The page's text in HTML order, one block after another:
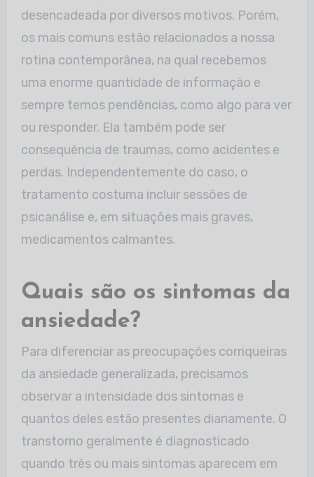
desencadeada por diversos motivos. Porém,
os mais comuns estão relacionados a nossa
rotina contemporânea, na qual recebemos
uma enorme quantidade de informação e
sempre temos pendências, como algo para ver
ou responder. Ela também pode ser
consequência de traumas, como acidentes e
perdas. Independentemente do caso, o
tratamento costuma incluir sessões de
psicanálise e, em situações mais graves,
medicamentos calmantes.
Quais são os sintomas da
ansiedade?
Para diferenciar as preocupações corriqueiras
da ansiedade generalizada, precisamos
observar a intensidade dos sintomas e
quantos deles estão presentes diariamente. O
transtorno geralmente é diagnosticado
quando três ou mais sintomas aparecem em